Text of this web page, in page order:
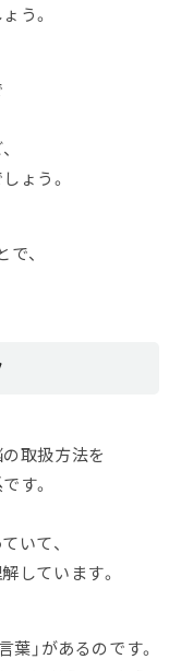
う。
ょう。
、
取扱方法を
す。
いて、
しています。
葉」があるのです。